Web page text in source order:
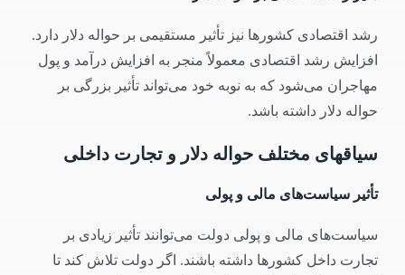
رشد اقتصادی کشورها نیز تأثیر مستقیمی بر حواله دلار دارد.
افزایش رشد اقتصادی معمولاً منجر به افزایش درآمد و پول
مهاجران می‌شود که به نوبه خود می‌تواند تأثیر بزرگی بر
حواله دلار داشته باشد.
سیاقهای مختلف حواله دلار و تجارت داخلی
تأثیر سیاست‌های مالی و پولی
سیاست‌های مالی و پولی دولت می‌توانند تأثیر زیادی بر
تجارت داخل کشورها داشته باشند. اگر دولت تلاش کند تا